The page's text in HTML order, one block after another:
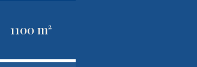
1100 m²